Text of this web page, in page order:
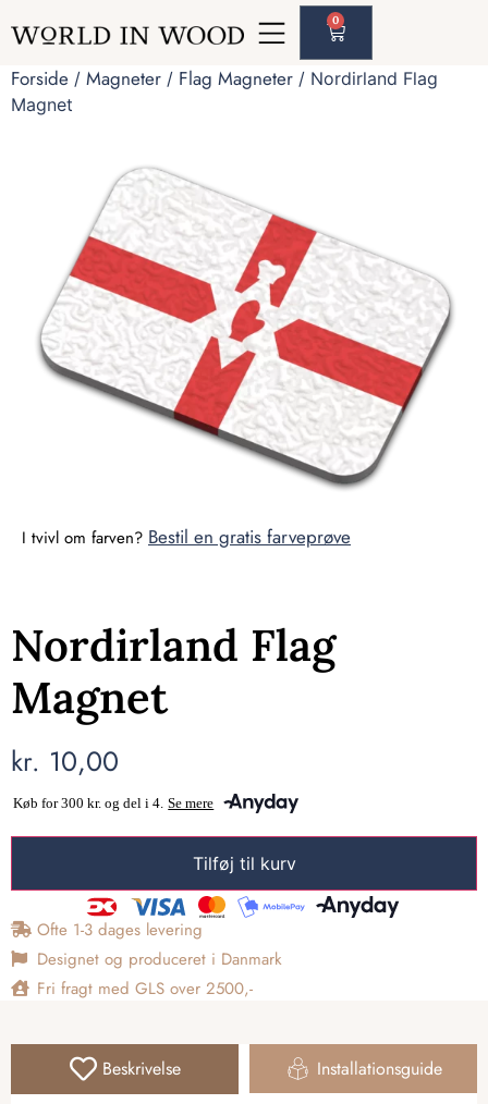
0
Forside / Magneter / Flag Magneter / Nordirland Flag
Magnet
I tvivl om farven? Bestil en gratis farveprøve
Nordirland Flag
Magnet
kr. 10,00
Tilføj til kurv
Ofte 1-3 dages levering
Designet og produceret i Danmark
Fri fragt med GLS over 2500,-
Beskrivelse Installationsguide